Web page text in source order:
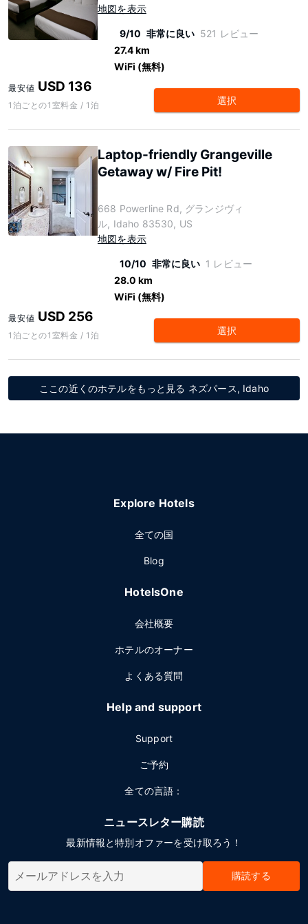
地図を表示
9/10 非常に良い 521 レビュー
27.4 km
WiFi (無料)
最安値 USD 136
1泊ごとの1室料金 / 1泊 選択
Laptop-friendly Grangeville
Getaway w/ Fire Pit!
668 Powerline Rd, グランジヴィ
ル, Idaho 83530, US
地図を表示
10/10 非常に良い 1 レビュー
28.0 km
WiFi (無料)
最安値 USD 256
1泊ごとの1室料金 / 1泊 選択
ここの近くのホテルをもっと見る ネズパース, Idaho
Explore Hotels
全ての国
Blog
HotelsOne
会社概要
ホテルのオーナー
よくある質問
Help and support
Support
ご予約
全ての言語：
ニュースレター購読
最新情報と特別オファーを受け取ろう！
購読する